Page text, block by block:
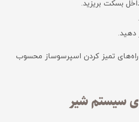
بسکت بریزید.
دهید.
تمیز کردن اسپرسوساز محسوب
سیستم شیر